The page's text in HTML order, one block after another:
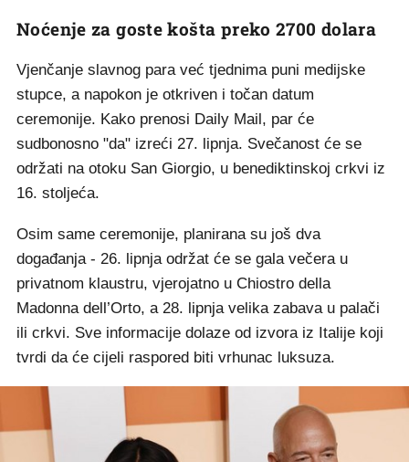
Noćenje za goste košta preko 2700 dolara
Vjenčanje slavnog para već tjednima puni medijske
stupce, a napokon je otkriven i točan datum
ceremonije. Kako prenosi Daily Mail, par će
sudbonosno "da" izreći 27. lipnja. Svečanost će se
održati na otoku San Giorgio, u benediktinskoj crkvi iz
16. stoljeća.
Osim same ceremonije, planirana su još dva
događanja - 26. lipnja održat će se gala večera u
privatnom klaustru, vjerojatno u Chiostro della
Madonna dell’Orto, a 28. lipnja velika zabava u palači
ili crkvi. Sve informacije dolaze od izvora iz Italije koji
tvrdi da će cijeli raspored biti vrhunac luksuza.